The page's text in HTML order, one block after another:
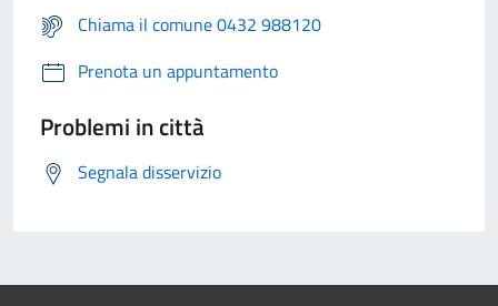
Chiama il comune 0432 988120
Prenota un appuntamento
Problemi in città
Segnala disservizio